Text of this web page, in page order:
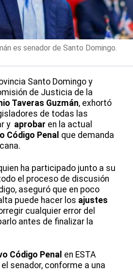
es senador de Santo Domingo.
Santo Domingo y
de Justicia de la
Taveras Guzmán, exhortó
de todas las
y aprobar en la actual
Código Penal que demanda
ha participado junto a su
el proceso de discusión
aseguró que en poco
puede hacer los ajustes
cualquier error del
antes de finalizar la
Código Penal en ESTA
el senador, conforme a una